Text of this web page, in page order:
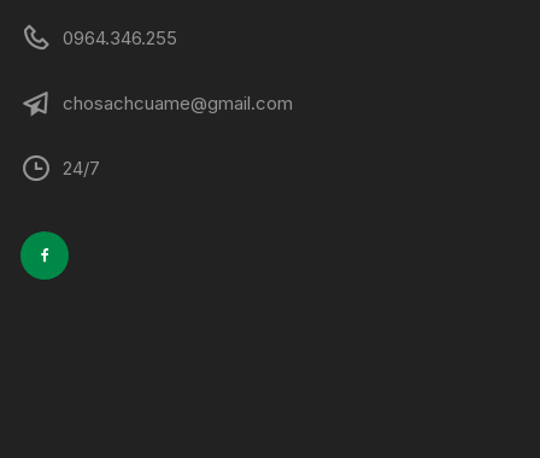
0964.346.255
chosachcuame@gmail.com
24/7